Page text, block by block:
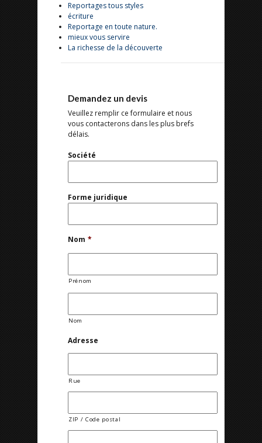
Reportages tous styles
écriture
Reportage en toute nature.
mieux vous servire
La richesse de la découverte
Demandez un devis
Veuillez remplir ce formulaire et nous
vous contacterons dans les plus brefs
délais.
Société
Forme juridique
Nom *
Prénom
Nom
Adresse
Rue
ZIP / Code postal